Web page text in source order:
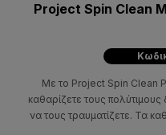
Project Spin Clean
Με το Project Spin Clean
καθαρίζετε τους
να τους τραυματίζετε. Τα